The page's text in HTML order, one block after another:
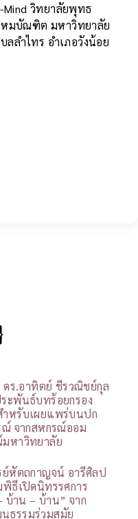
วิทยาลัยพุทธ
หมบัณฑิต มหาวิทยาลัย
ลำไทร อำเภอวังน้อย
ดร.อาทิตย์ ชีรวณิชย์กุล
ะพันธ์บทร้อยกรอง
ำหรับเผยแพร่บนปก
ณ์ จากสหกรณ์ออม
หาวิทยาลัย
ย์หัตถกาญจน์ อารีศิลป
พิธีเปิดนิทรรศการ
บ้าน – บ้าน” จาก
ธรรมร่วมสมัย